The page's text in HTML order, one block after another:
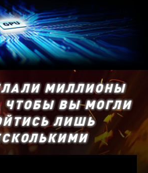
МИЛЛИОНЫ
ЧТОБЫ ВЫ МОГЛИ
ЛИШЬ